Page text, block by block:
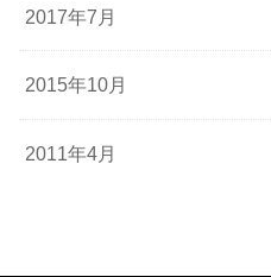
2017年7月
2015年10月
2011年4月